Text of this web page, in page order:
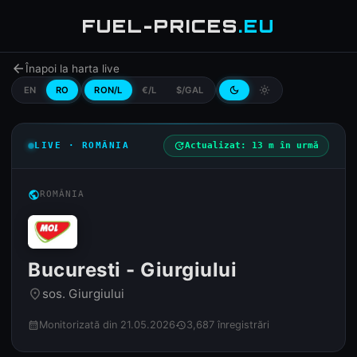
FUEL-PRICES.EU
arrow_backÎnapoi la harta live
EN RO RON/L €/L $/GAL dark_mode light_mode
LIVE · ROMÂNIA updateActualizat: 13 m în urmă
publicROMÂNIA
Bucuresti - Giurgiului
place sos. Giurgiului
calendar_month Monitorizată din 21.05.2026history3,687 înregistrări